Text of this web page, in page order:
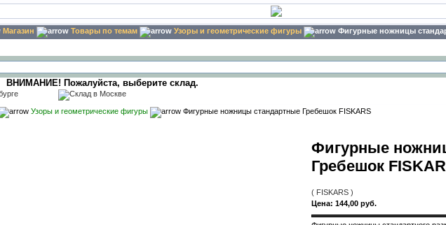
Магазин Товары по темам Узоры и геометрические фигуры Фигурные ножницы
ВНИМАНИЕ! Пожалуйста, выберите склад.
Узоры и геометрические фигуры
Фигурные ножницы стандартные Гребешок FISKARS
Фигурные
Гребешок
( FISKARS )
Цена: 144,00 руб.